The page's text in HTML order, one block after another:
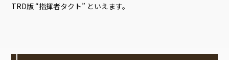
TRD版 “指揮者タクト” といえます。